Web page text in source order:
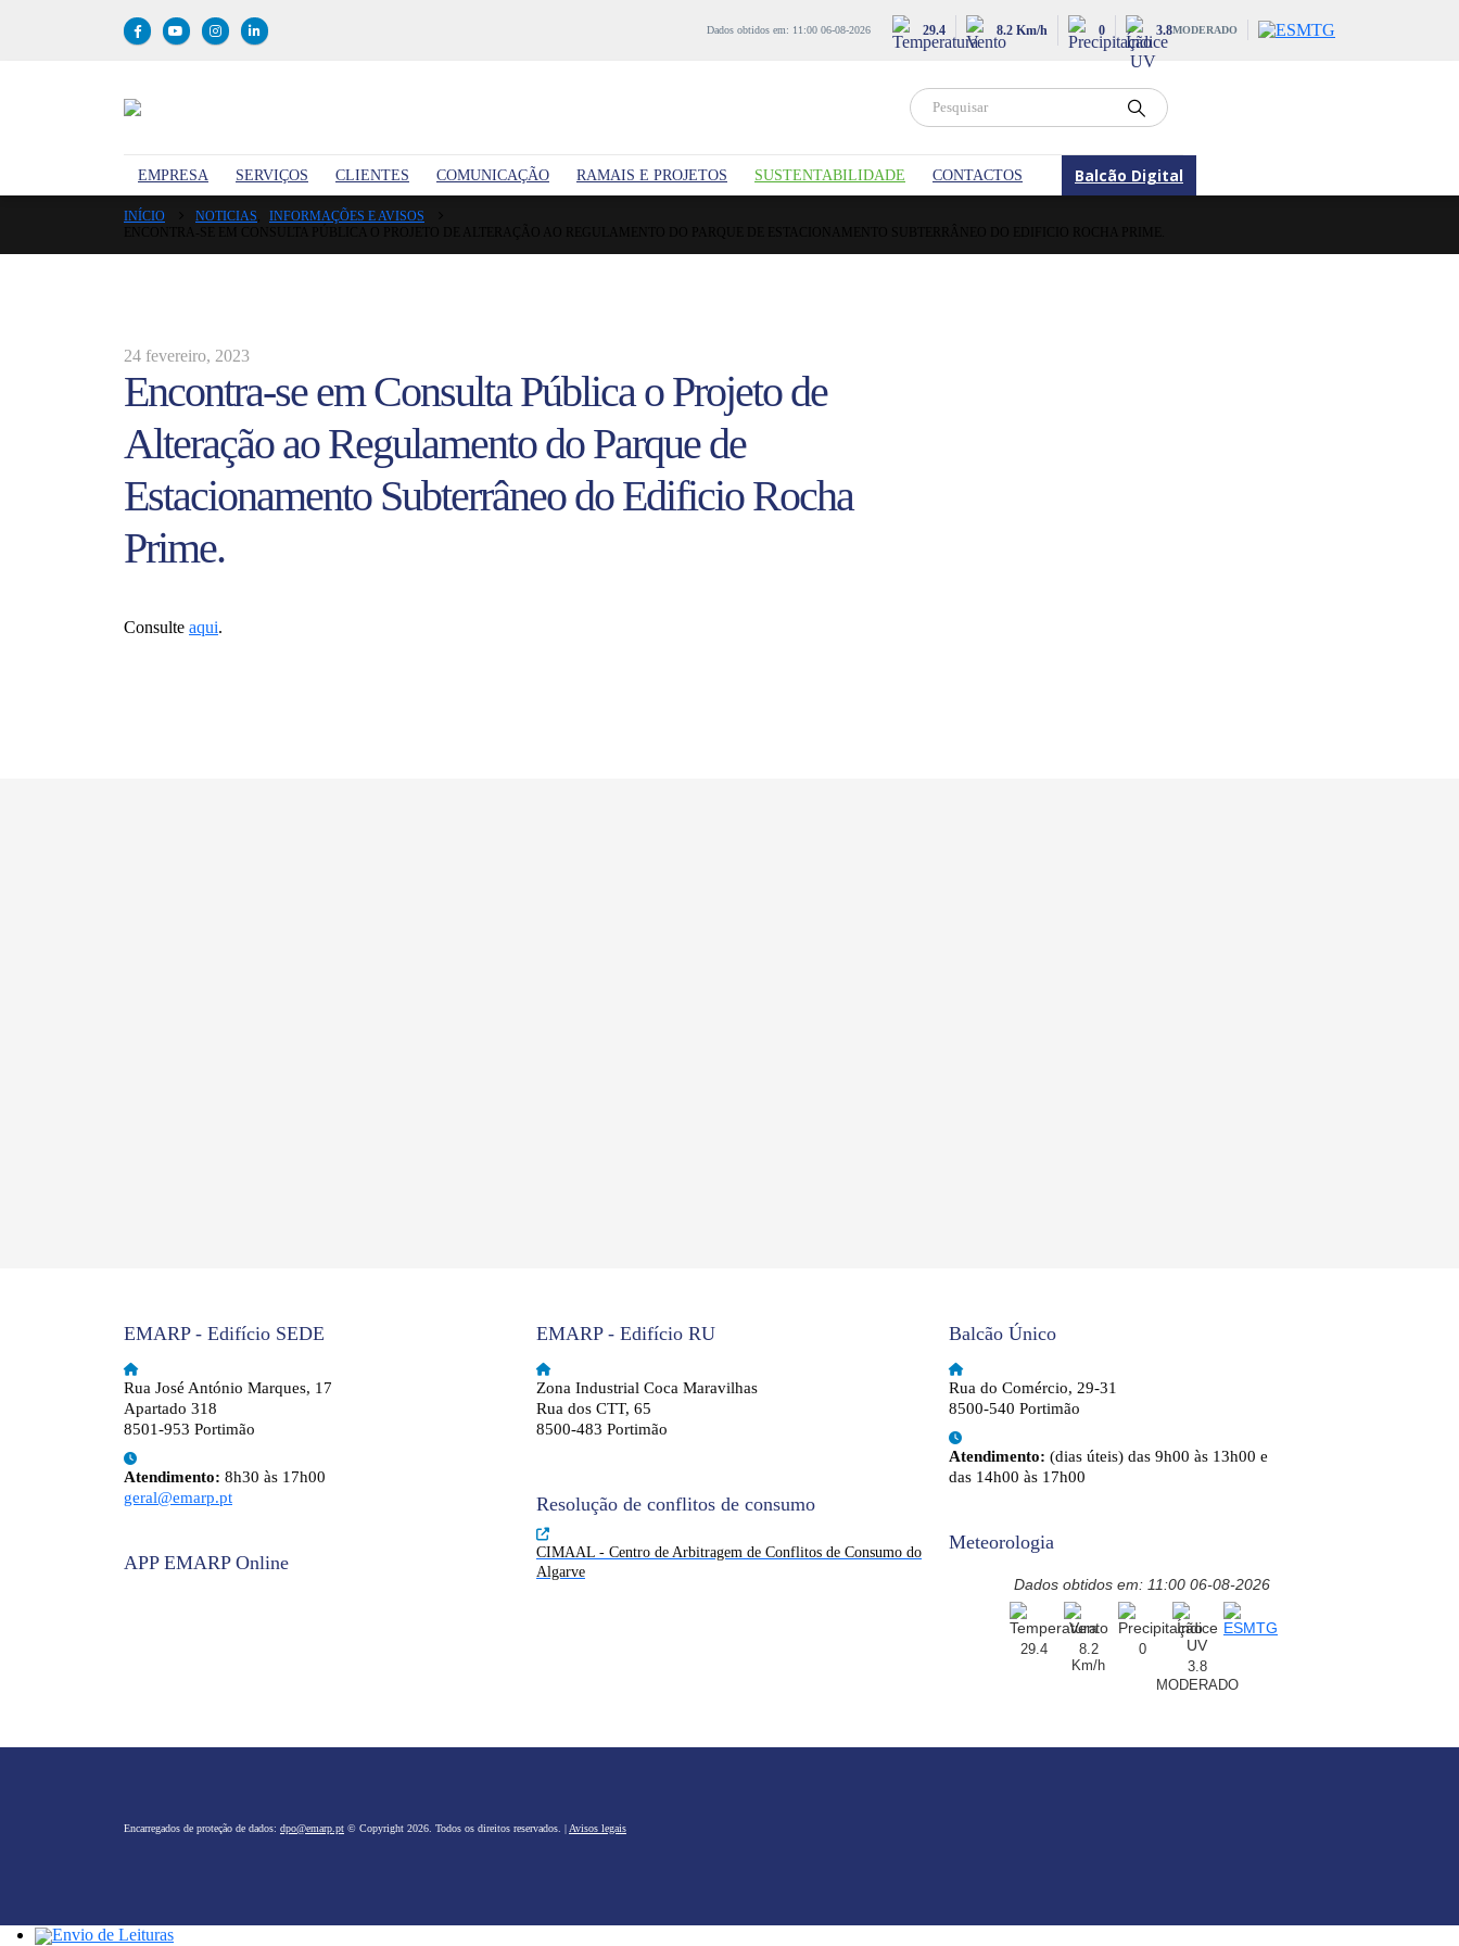
Dados obtidos em: 11:00 06-08-2026 29.4 8.2 Km/h 0 3.8MODERADO
EMPRESA SERVIÇOS CLIENTES COMUNICAÇÃO RAMAIS E PROJETOS SUSTENTABILIDADE CONTACTOS Balcão Digital
INÍCIO NOTICIAS
INFORMAÇÕES E AVISOS
24 fevereiro, 2023
Encontra-se em Consulta Pública o Projeto de
Alteração ao Regulamento do Parque de
Estacionamento Subterrâneo do Edificio Rocha
Prime.
Consulte aqui.
EMARP - Edifício SEDE
Rua José António Marques, 17
Apartado 318
8501-953 Portimão
Atendimento: 8h30 às 17h00
geral@emarp.pt
APP EMARP Online
EMARP - Edifício RU
Zona Industrial Coca Maravilhas
Rua dos CTT, 65
8500-483 Portimão
Resolução de conflitos de consumo
CIMAAL - Centro de Arbitragem de Conflitos de Consumo do
Algarve
Balcão Único
Rua do Comércio, 29-31
8500-540 Portimão
Atendimento: (dias úteis) das 9h00 às 13h00 e
das 14h00 às 17h00
Meteorologia
Dados obtidos em: 11:00 06-08-2026
29.4
8.2
Km/h
0
3.8
MODERADO
Encarregados de proteção de dados: dpo@emarp.pt © Copyright 2026. Todos os direitos reservados. | Avisos legais
Envio de Leituras